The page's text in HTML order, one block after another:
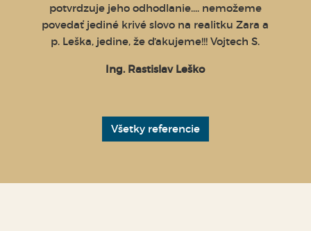
potvrdzuje jeho odhodlanie.... nemožeme
povedať jediné krivé slovo na realitku Zara a
p. Leška, jedine, že ďakujeme!!! Vojtech S.
Ing. Rastislav Leško
Všetky referencie